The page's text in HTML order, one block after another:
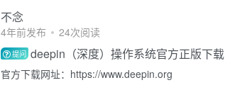
不念
4年前发布 24次阅读
提问 deepin（深度）操作系统官方正版下载
官方下载网址：https://www.deepin.org